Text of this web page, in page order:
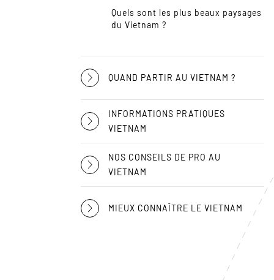
Quels sont les plus beaux paysages
du Vietnam ?
QUAND PARTIR AU VIETNAM ?
INFORMATIONS PRATIQUES
VIETNAM
NOS CONSEILS DE PRO AU
VIETNAM
MIEUX CONNAÎTRE LE VIETNAM